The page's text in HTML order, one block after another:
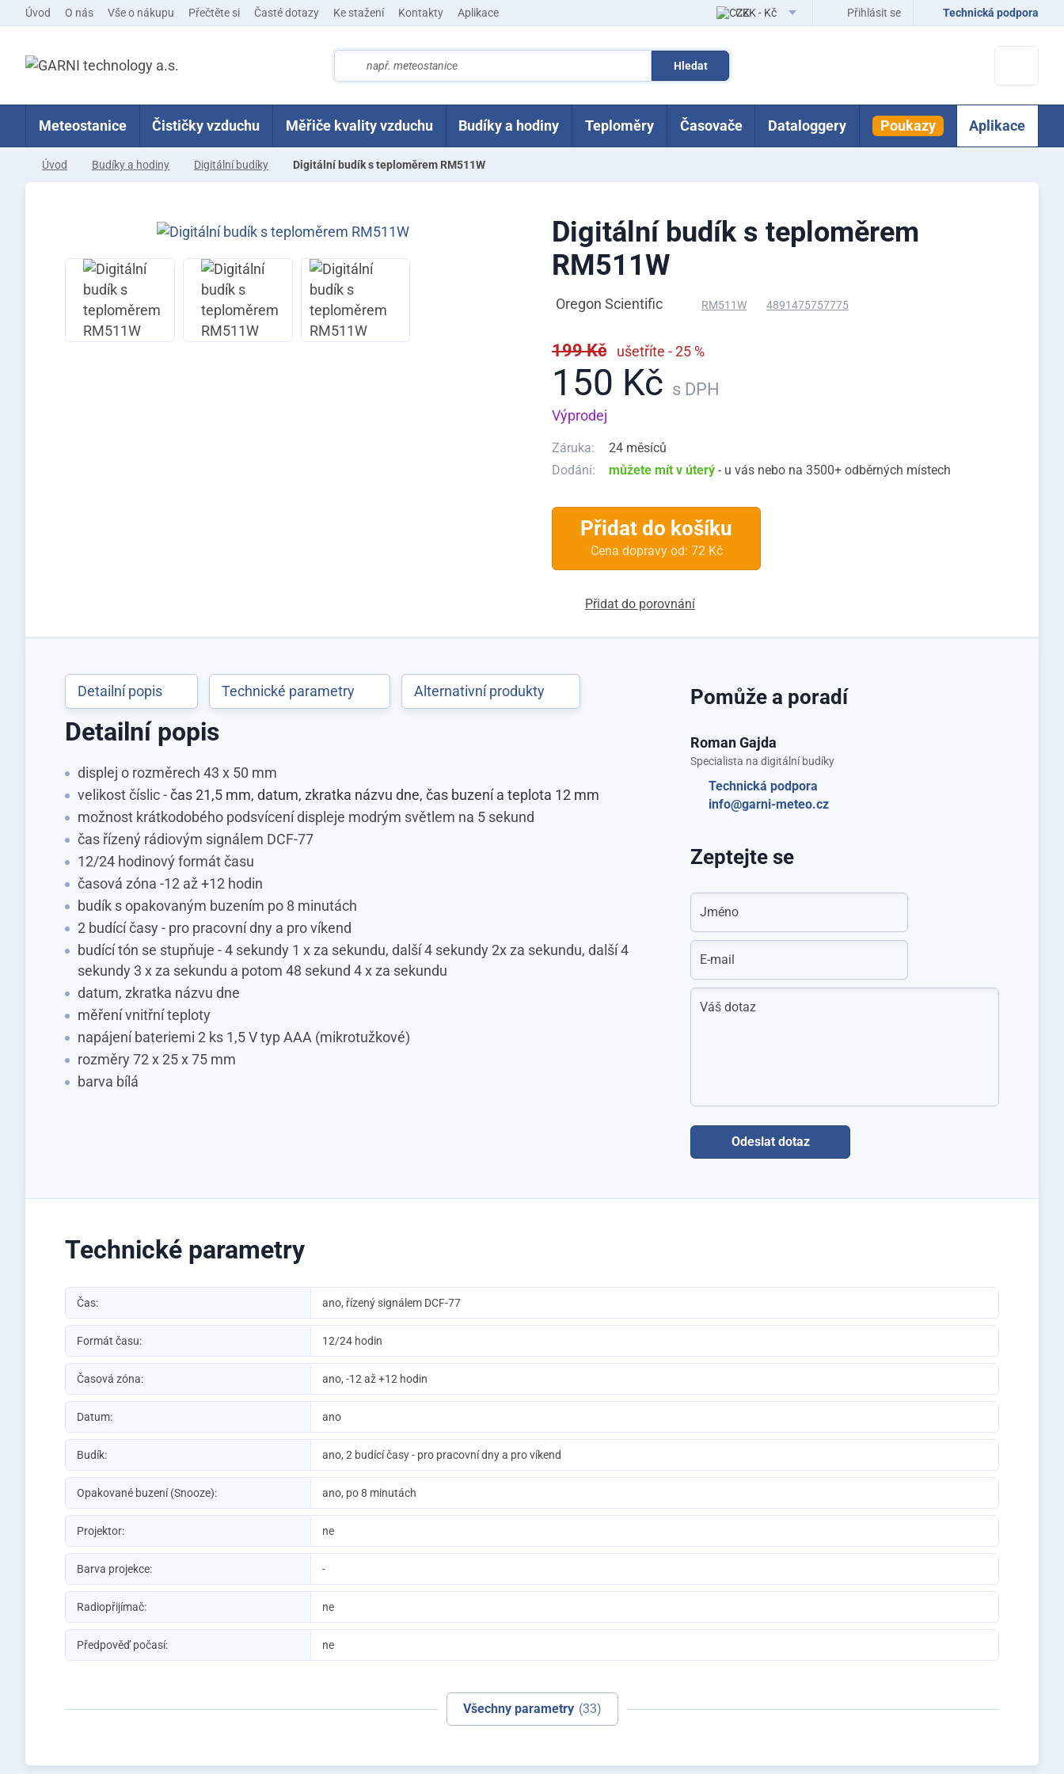
Úvod O nás Vše o nákupu Přečtěte si Časté dotazy Ke stažení Kontakty
Aplikace
CZK - Kč Přihlásit se Technická podpora
Meteostanice Čističky vzduchu Měřiče kvality vzduchu Budíky a hodiny Teploměry Časovače Dataloggery Poukazy Aplikace
Úvod Budíky a hodiny Digitální budíky Digitální budík s teploměrem RM511W
Digitální budík s teploměrem
RM511W
Oregon Scientific RM511W 4891475757775
199 Kč ušetříte - 25 %
150 Kč s DPH
Výprodej
Záruka:
24 měsíců
Dodání:
můžete mít v úterý - u vás nebo na 3500+ odběrných místech
Přidat do košíku
Cena dopravy od: 72 Kč
Přidat do porovnání
Detailní popis Technické parametry Alternativní produkty
Detailní popis
displej o rozměrech 43 x 50 mm
velikost číslic -čas 21,5 mm, datum, zkratka názvu dne, čas buzení a teplota 12 mm
možnost krátkodobého podsvícení displeje modrým světlem na 5 sekund
čas řízený rádiovým signálem DCF-77
12/24 hodinový formát času
časová zóna -12 až +12 hodin
budík s opakovaným buzením po 8 minutách
2 budící časy - pro pracovní dny a pro víkend
budící tón se stupňuje - 4 sekundy 1 x za sekundu, další 4 sekundy 2x za sekundu, další 4
sekundy 3 x za sekundu a potom 48 sekund 4 x za sekundu
datum, zkratka názvu dne
měření vnitřní teploty
napájení bateriemi 2 ks 1,5 V typ AAA (mikrotužkové)
rozměry 72 x 25 x 75 mm
barva bílá
Pomůže a poradí
Roman Gajda
Specialista na digitální budíky
Technická podpora
info@garni-meteo.cz
Zeptejte se
Jméno
E-mail
Váš dotaz
Technické parametry
Čas: ano, řízený signálem DCF-77
Formát času: 12/24 hodin
Časová zóna: ano, -12 až +12 hodin
Datum: ano
Budík: ano, 2 budící časy - pro pracovní dny a pro víkend
Opakované buzení (Snooze): ano, po 8 minutách
Projektor: ne
Barva projekce: -
Radiopřijímač: ne
Předpověď počasí: ne
Všechny parametry (33)